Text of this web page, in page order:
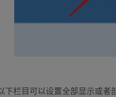
下栏目可以设置全部显示或者